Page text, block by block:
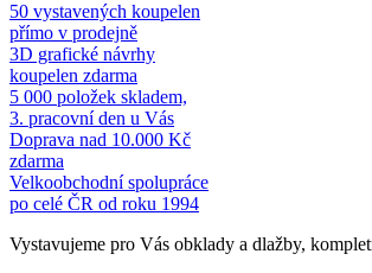
50 vystavených koupelen
přímo v prodejně
3D grafické návrhy
koupelen zdarma
5 000 položek skladem,
3. pracovní den u Vás
Doprava nad 10.000 Kč
zdarma
Velkoobchodní spolupráce
po celé ČR od roku 1994
Vystavujeme pro Vás obklady a dlažby,